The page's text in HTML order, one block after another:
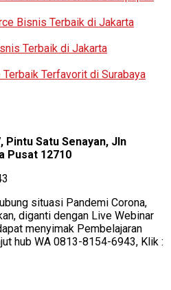
Bisnis Terbaik di Jakarta
Terbaik di Jakarta
Terfavorit di Surabaya
Pintu Satu Senayan, Jln
Pusat 12710
situasi Pandemi Corona,
diganti dengan Live Webinar
menyimak Pembelajaran
hub WA 0813-8154-6943, Klik :